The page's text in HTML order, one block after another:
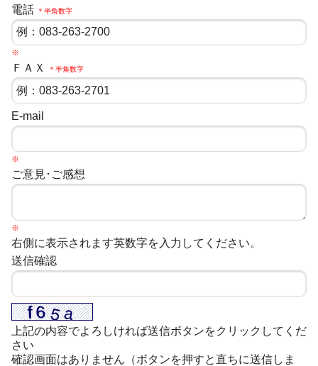
電話 ＊半角数字
※
ＦＡＸ ＊半角数字
E-mail
※
ご意見･ご感想
※
右側に表示されます英数字を入力してください。
送信確認
上記の内容でよろしければ送信ボタンをクリックしてくだ
さい
確認画面はありません（ボタンを押すと直ちに送信しま